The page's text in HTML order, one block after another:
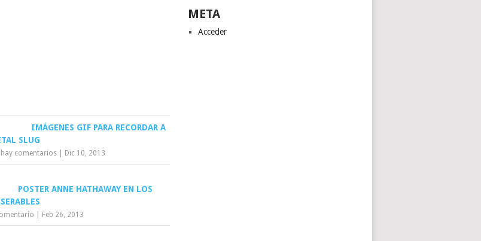
IMÁGENES GIF PARA RECORDAR A
SLUG
hay comentarios Dic 10, 2013
POSTER ANNE HATHAWAY EN LOS
Feb 26, 2013
META
Acceder